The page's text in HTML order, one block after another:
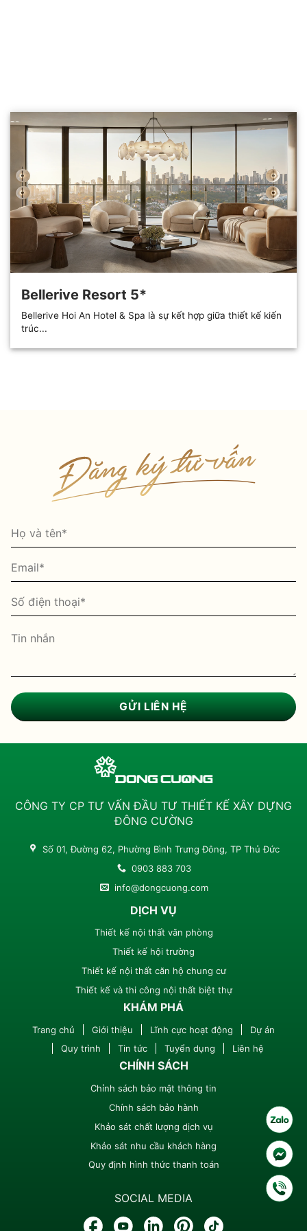
Bellerive Resort 5*
Bellerive Hoi An Hotel & Spa là sự kết hợp giữa thiết kế kiến
trúc...
CÔNG TY CP TƯ VẤN ĐẦU TƯ THIẾT KẾ XÂY DỰNG
ĐÔNG CƯỜNG
Số 01, Đường 62, Phường Bình Trưng Đông, TP Thủ Đức
0903 883 703
info@dongcuong.com
DỊCH VỤ
Thiết kế nội thất văn phòng
Thiết kế hội trường
Thiết kế nội thất căn hộ chung cư
Thiết kế và thi công nội thất biệt thự
KHÁM PHÁ
Trang chủ Giới thiệu Lĩnh cực hoạt động
Dự án
Quy trình
Tin tức Tuyển dụng Liên hệ
CHÍNH SÁCH
Chỉnh sách bảo mật thông tin
Chính sách bảo hành
Khảo sát chất lượng dịch vụ
Khảo sát nhu cầu khách hàng
Quy định hình thức thanh toán
SOCIAL MEDIA